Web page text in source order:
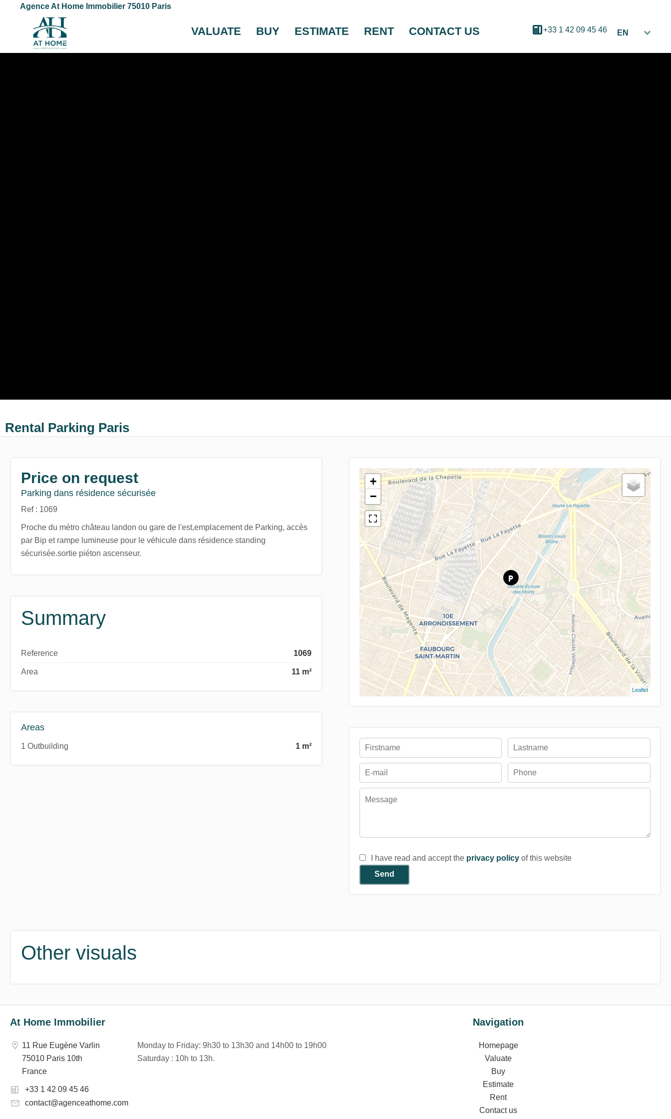
Agence At Home Immobilier 75010 Paris
VALUATE BUY ESTIMATE RENT CONTACT US +33 1 42 09 45 46 EN
Rental Parking Paris
Price on request
Parking dans résidence sécurisée
Ref : 1069
Proche du métro château landon ou gare de l'est,emplacement de Parking, accès
par Bip et rampe lumineuse pour le véhicule dans résidence standing
sécurisée.sortie piéton ascenseur.
Summary
Reference 1069
Area 11 m²
Areas
1 Outbuilding 1 m²
+
−
Leaflet
I have read and accept the privacy policyof this website
Send
Other visuals
At Home Immobilier
11 Rue Eugène Varlin
75010 Paris 10th
France
+33 1 42 09 45 46
contact@agenceathome.com
Monday to Friday: 9h30 to 13h30 and 14h00 to 19h00
Saturday : 10h to 13h.
Navigation
Homepage
Valuate
Buy
Estimate
Rent
Contact us